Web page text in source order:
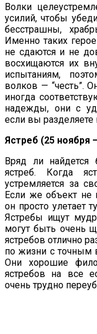
Волки
усилий, чтобы
бесстрашны,
Именно таких
не сдаются и не
восхищаются их
испытаниям,
волков — “честь”.
иногда
надежды, они с
если вы разделяете
Ястреб (25 ноября
Вряд ли найдется
ястреб. Когда
устремляется за
Если же объект не
он просто улетает
Ястребы ищут
могут быть очень
ястребов отлично
по жизни с точным
Они хорошие
ястребов на все
очень трудно